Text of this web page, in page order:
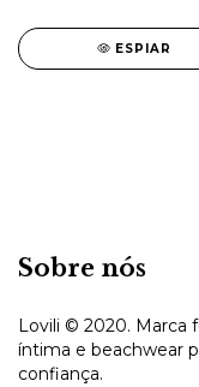
ESPIAR
Sobre nós
Lovili © 2020. Marca
íntima e beachwear
confiança.